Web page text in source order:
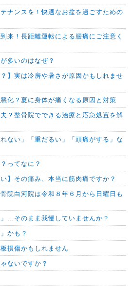
i
o
ナンスを！快適なお盆を過ごすための
来！長距離運転による腰痛にご注意く
多いのはなぜ？
？】実は冷房や暑さが原因かもしれませ
化？夏に身体が痛くなる原因と対策
？整骨院でできる治療と応急処置を解
ない」「重だるい」「頭痛がする」な
ってなに？
】その痛み、本当に筋肉痛ですか？
院白河院は令和８年６月から日曜日も
…そのまま我慢していませんか？
かも？
損傷かもしれません
ないですか？